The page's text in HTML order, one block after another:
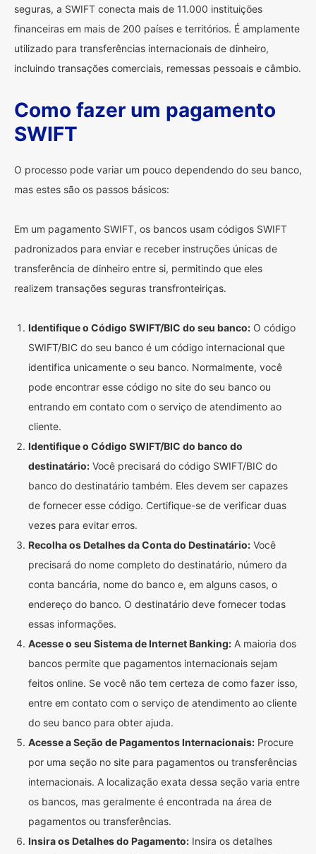
seguras, a SWIFT conecta mais de 11.000 instituições
financeiras em mais de 200 países e territórios. É amplamente
utilizado para transferências internacionais de dinheiro,
incluindo transações comerciais, remessas pessoais e câmbio.
Como fazer um pagamento
SWIFT
O processo pode variar um pouco dependendo do seu banco,
mas estes são os passos básicos:
Em um pagamento SWIFT, os bancos usam códigos SWIFT
padronizados para enviar e receber instruções únicas de
transferência de dinheiro entre si, permitindo que eles
realizem transações seguras transfronteiriças.
Identifique o Código SWIFT/BIC do seu banco: O código
SWIFT/BIC do seu banco é um código internacional que
identifica unicamente o seu banco. Normalmente, você
pode encontrar esse código no site do seu banco ou
entrando em contato com o serviço de atendimento ao
cliente.
Identifique o Código SWIFT/BIC do banco do
destinatário: Você precisará do código SWIFT/BIC do
banco do destinatário também. Eles devem ser capazes
de fornecer esse código. Certifique-se de verificar duas
vezes para evitar erros.
Recolha os Detalhes da Conta do Destinatário: Você
precisará do nome completo do destinatário, número da
conta bancária, nome do banco e, em alguns casos, o
endereço do banco. O destinatário deve fornecer todas
essas informações.
Acesse o seu Sistema de Internet Banking: A maioria dos
bancos permite que pagamentos internacionais sejam
feitos online. Se você não tem certeza de como fazer isso,
entre em contato com o serviço de atendimento ao cliente
do seu banco para obter ajuda.
Acesse a Seção de Pagamentos Internacionais: Procure
por uma seção no site para pagamentos ou transferências
internacionais. A localização exata dessa seção varia entre
os bancos, mas geralmente é encontrada na área de
pagamentos ou transferências.
Insira os Detalhes do Pagamento: Insira os detalhes